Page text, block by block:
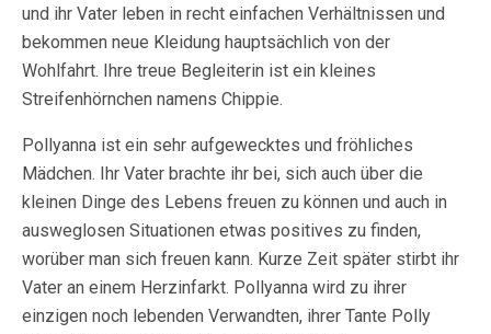
und ihr Vater leben in recht einfachen Verhältnissen und
bekommen neue Kleidung hauptsächlich von der
Wohlfahrt. Ihre treue Begleiterin ist ein kleines
Streifenhörnchen namens Chippie.
Pollyanna ist ein sehr aufgewecktes und fröhliches
Mädchen. Ihr Vater brachte ihr bei, sich auch über die
kleinen Dinge des Lebens freuen zu können und auch in
ausweglosen Situationen etwas positives zu finden,
worüber man sich freuen kann. Kurze Zeit später stirbt ihr
Vater an einem Herzinfarkt. Pollyanna wird zu ihrer
einzigen noch lebenden Verwandten, ihrer Tante Polly